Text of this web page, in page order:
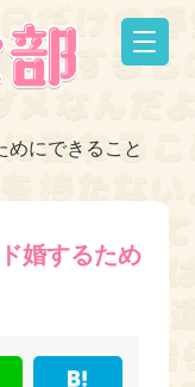
めにできること
婚するため